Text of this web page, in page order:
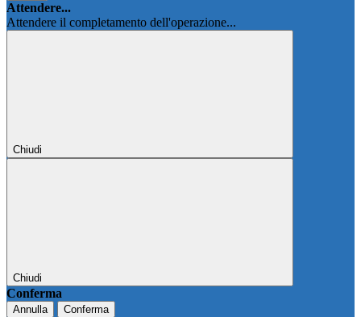
Attendere...
Attendere il completamento dell'operazione...
Chiudi
Chiudi
Conferma
Annulla Conferma